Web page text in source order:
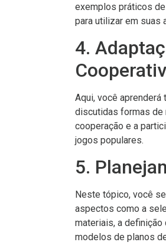
exemplos práticos
para utilizar em suas
4.
Aqui, você
discutidas formas de
cooperação e a
jogos populares.
5.
Neste tópico, você
aspectos como a
materiais, a
modelos de planos